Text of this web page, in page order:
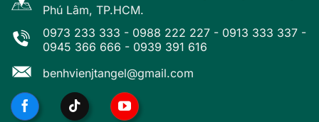
Phú Lâm, TP.HCM.
0973 233 333 - 0988 222 227 - 0913 333 337 -
0945 366 666 - 0939 391 616
benhvienjtangel@gmail.com